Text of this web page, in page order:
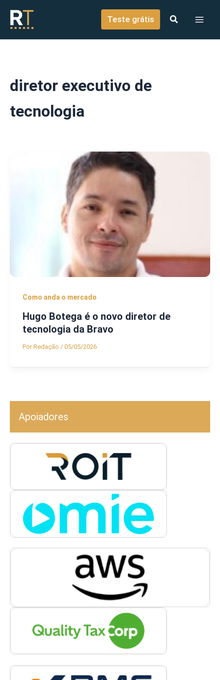
conteúdo
Teste grátis
diretor executivo de
tecnologia
Como anda o mercado
Hugo Botega é o novo diretor de
tecnologia da Bravo
PorRedação / 05/05/2026
Apoiadores